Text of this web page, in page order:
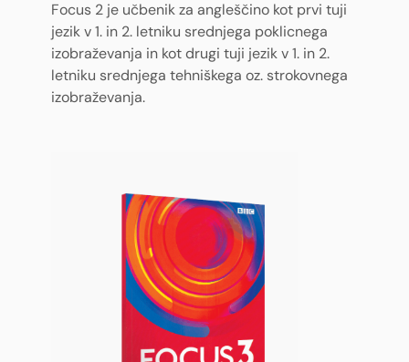
Focus 2 je učbenik za angleščino kot prvi tuji
jezik v 1. in 2. letniku srednjega poklicnega
izobraževanja in kot drugi tuji jezik v 1. in 2.
letniku srednjega tehniškega oz. strokovnega
izobraževanja.